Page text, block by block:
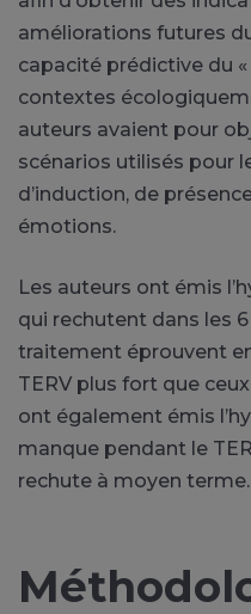
améliorations futures
capacité prédictive du
contextes
auteurs avaient pour
scénarios utilisés pour
d’induction, de
émotions.
Les auteurs ont émis
qui rechutent dans les
traitement éprouvent
TERV plus fort que
ont également émis
manque pendant le
rechute à moyen terme.